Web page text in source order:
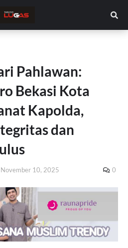
Pahlawan:
Bekasi Kota
Kapolda,
dan
November 10, 2025 0